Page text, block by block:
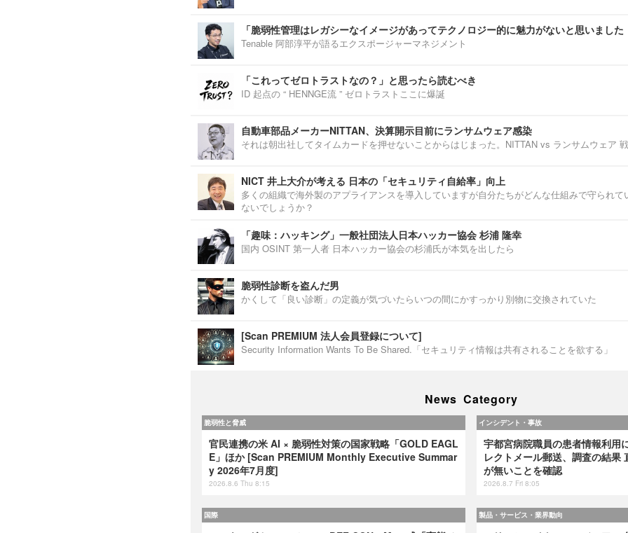
「脆弱性管理はレガシーなイメージがあってテクノロジー的に魅力がないと思いました
Tenable 阿部淳平が語るエクスポージャーマネジメント
「これってゼロトラストなの？」と思ったら読むべき
ID 起点の “ HENNGE流 ” ゼロトラストここに爆誕
自動車部品メーカーNITTAN、決算開示目前にランサムウェア感染
それは朝出社してタイムカードを押せないことからはじまった。NITTAN vs ランサムウェア
NICT 井上大介が考える 日本の「セキュリティ自給率」向上
多くの組織で海外製のアプライアンスを導入していますが自分たちがどんな仕組みで守られ
ないでしょうか？
「趣味：ハッキング」一般社団法人日本ハッカー協会 杉浦 隆幸
国内 OSINT 第一人者 日本ハッカー協会の杉浦氏が本気を出したら
脆弱性診断を盗んだ男
かくして「良い診断」の定義が気づいたらいつの間にかすっかり別物に交換されていた
[Scan PREMIUM 法人会員登録について]
Security Information Wants To Be Shared.「セキュリティ情報は共有されることを欲する」
News Category
脆弱性と脅威
官民連携の米 AI × 脆弱性対策の国家戦略「GOLD EAGL
E」ほか [Scan PREMIUM Monthly Executive Summar
y 2026年7月度]
2026.8.6 Thu 8:15
インシデント・事故
宇都宮病院職員の患者情報利用
レクトメール郵送、調査の結果
が無いことを確認
2026.8.7 Fri 8:05
国際 製品・サービス・業界動向